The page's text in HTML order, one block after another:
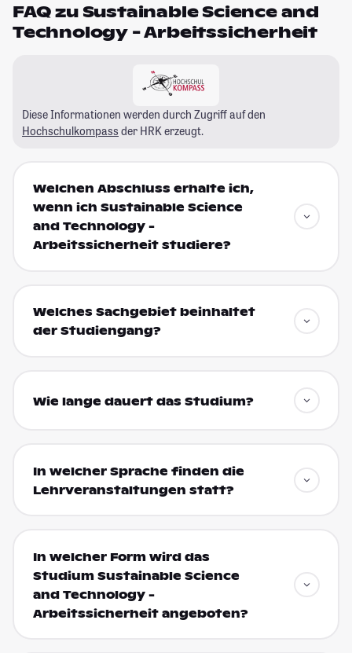
FAQ zu Sustainable Science and
Technology - Arbeitssicherheit
Diese Informationen werden durch Zugriff auf den
Hochschulkompass der HRK erzeugt.
Welchen Abschluss erhalte ich,
wenn ich Sustainable Science
and Technology -
Arbeitssicherheit studiere?
Welches Sachgebiet beinhaltet
der Studiengang?
Wie lange dauert das Studium?
In welcher Sprache finden die
Lehrveranstaltungen statt?
In welcher Form wird das
Studium Sustainable Science
and Technology -
Arbeitssicherheit angeboten?